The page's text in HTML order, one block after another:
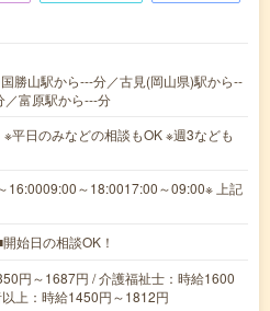
勝山駅から---分／古見(岡山県)駅から--
／富原駅から---分
平日のみなどの相談もOK ※週3なども
16:0009:00～18:0017:00～09:00※ 上記
始日の相談OK！
円～1687円 / 介護福祉士：時給1600
上：時給1450円～1812円